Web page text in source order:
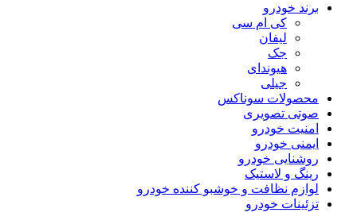
برند خودرو
کی ام سی
لیفان
جک
هیوندای
جیلی
محصولات سوناکس
صوتی تصویری
امنیت خودرو
ایمنی خودرو
روشنایی خودرو
رینگ و لاستیک
لوازم نظافت و خوشبو کننده خودرو
تزئینات خودرو